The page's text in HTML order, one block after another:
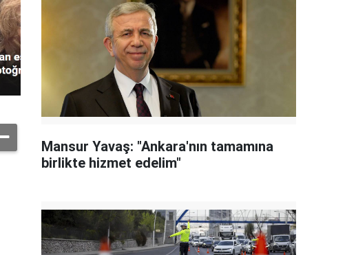
Mansur Yavaş: "Ankara'nın tamamına
birlikte hizmet edelim"